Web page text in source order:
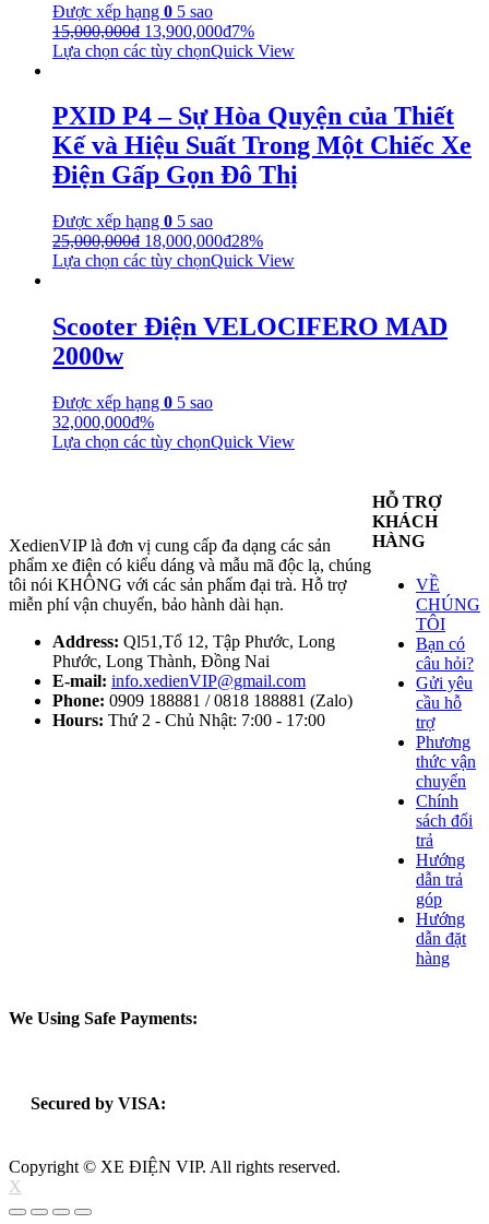
Được xếp hạng 0 5 sao
15,000,000₫ 13,900,000₫7%
Lựa chọn các tùy chọnQuick View
PXID P4 – Sự Hòa Quyện của Thiết
Kế và Hiệu Suất Trong Một Chiếc Xe
Điện Gấp Gọn Đô Thị
Được xếp hạng 0 5 sao
25,000,000₫ 18,000,000₫28%
Lựa chọn các tùy chọnQuick View
Scooter Điện VELOCIFERO MAD
2000w
Được xếp hạng 0 5 sao
32,000,000₫%
Lựa chọn các tùy chọnQuick View
XedienVIP là đơn vị cung cấp đa dạng các sản
phẩm xe điện có kiểu dáng và mẫu mã độc lạ, chúng
tôi nói KHÔNG với các sản phẩm đại trà. Hỗ trợ
miễn phí vận chuyển, bảo hành dài hạn.
Address: Ql51,Tổ 12, Tập Phước, Long
Phước, Long Thành, Đồng Nai
E-mail: info.xedienVIP@gmail.com
Phone: 0909 188881 / 0818 188881 (Zalo)
Hours: Thứ 2 - Chủ Nhật: 7:00 - 17:00
HỖ TRỢ
KHÁCH
HÀNG
VỀ
CHÚNG
TÔI
Bạn có
câu hỏi?
Gửi yêu
cầu hỗ
trợ
Phương
thức vận
chuyển
Chính
sách đổi
trả
Hướng
dẫn trả
góp
Hướng
dẫn đặt
hàng
We Using Safe Payments:
Secured by VISA:
Copyright © XE ĐIỆN VIP. All rights reserved.
X